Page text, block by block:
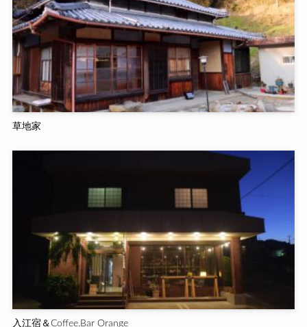
草地家
入江宿＆Coffee.Bar Orange